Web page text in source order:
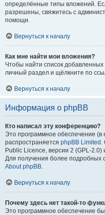
определённые типы вложений.
разрешены, свяжитесь с
помощи.
Вернуться к началу
Как мне найти мои вложения?
Чтобы найти список
личный раздел и щёлкните по
Вернуться к началу
Информация о phpBB
Кто написал эту конференцию?
Это программное обеспечение (в
распространяется phpBB Limited .
Public Licence, версии 2 (GPL-
Для получения более подробных
About phpBB.
Вернуться к началу
Почему здесь нет такой-то
Это программное обеспечение